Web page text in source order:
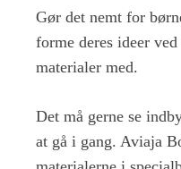
Gør det nemt for
forme deres ideer
materialer med.
Det må gerne se
at gå i gang. Aviaja